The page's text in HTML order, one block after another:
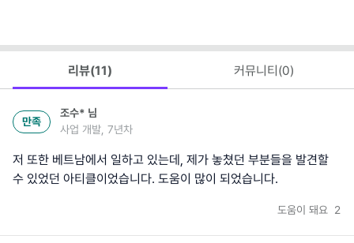
리뷰(11) 커뮤니티(0)
만족
조수* 님
사업 개발, 7년차
저 또한 베트남에서 일하고 있는데, 제가 놓쳤던 부분들을 발견할
수 있었던 아티클이었습니다. 도움이 많이 되었습니다.
도움이 돼요 2